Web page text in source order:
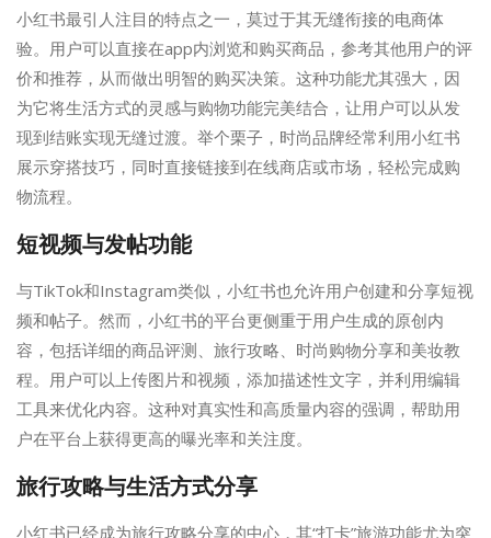
小红书最引人注目的特点之一，莫过于其无缝衔接的电商体
验。用户可以直接在app内浏览和购买商品，参考其他用户的评
价和推荐，从而做出明智的购买决策。这种功能尤其强大，因
为它将生活方式的灵感与购物功能完美结合，让用户可以从发
现到结账实现无缝过渡。举个栗子，时尚品牌经常利用小红书
展示穿搭技巧，同时直接链接到在线商店或市场，轻松完成购
物流程。
短视频与发帖功能
与TikTok和Instagram类似，小红书也允许用户创建和分享短视
频和帖子。然而，小红书的平台更侧重于用户生成的原创内
容，包括详细的商品评测、旅行攻略、时尚购物分享和美妆教
程。用户可以上传图片和视频，添加描述性文字，并利用编辑
工具来优化内容。这种对真实性和高质量内容的强调，帮助用
户在平台上获得更高的曝光率和关注度。
旅行攻略与生活方式分享
小红书已经成为旅行攻略分享的中心，其“打卡”旅游功能尤为突